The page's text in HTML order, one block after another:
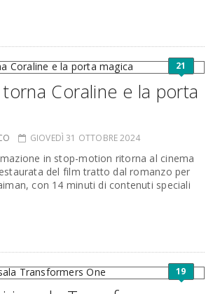
21
Coraline e la porta
GIOVEDÌ 31 OTTOBRE 2024
in stop-motion ritorna al cinema
del film tratto dal romanzo per
con 14 minuti di contenuti speciali
19